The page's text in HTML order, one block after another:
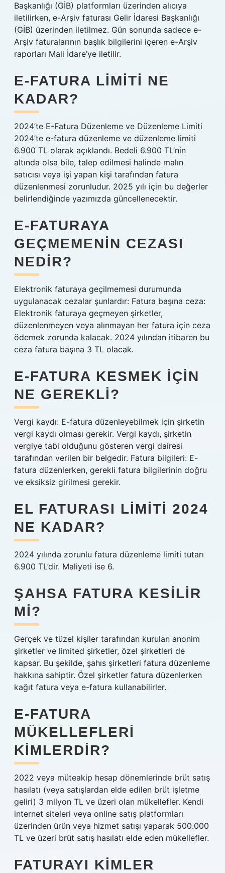
Başkanlığı (GİB) platformları üzerinden alıcıya
iletilirken, e-Arşiv faturası Gelir İdaresi Başkanlığı
(GİB) üzerinden iletilmez. Gün sonunda sadece e-
Arşiv faturalarının başlık bilgilerini içeren e-Arşiv
raporları Mali İdare’ye iletilir.
E-FATURA LIMITI NE
KADAR?
2024’te E-Fatura Düzenleme ve Düzenleme Limiti
2024’te e-fatura düzenleme ve düzenleme limiti
6.900 TL olarak açıklandı. Bedeli 6.900 TL’nin
altında olsa bile, talep edilmesi halinde malın
satıcısı veya işi yapan kişi tarafından fatura
düzenlenmesi zorunludur. 2025 yılı için bu değerler
belirlendiğinde yazımızda güncellenecektir.
E-FATURAYA
GEÇMEMENIN CEZASI
NEDIR?
Elektronik faturaya geçilmemesi durumunda
uygulanacak cezalar şunlardır: Fatura başına ceza:
Elektronik faturaya geçmeyen şirketler,
düzenlenmeyen veya alınmayan her fatura için ceza
ödemek zorunda kalacak. 2024 yılından itibaren bu
ceza fatura başına 3 TL olacak.
E-FATURA KESMEK IÇIN
NE GEREKLI?
Vergi kaydı: E-fatura düzenleyebilmek için şirketin
vergi kaydı olması gerekir. Vergi kaydı, şirketin
vergiye tabi olduğunu gösteren vergi dairesi
tarafından verilen bir belgedir. Fatura bilgileri: E-
fatura düzenlerken, gerekli fatura bilgilerinin doğru
ve eksiksiz girilmesi gerekir.
EL FATURASI LIMITI 2024
NE KADAR?
2024 yılında zorunlu fatura düzenleme limiti tutarı
6.900 TL’dir. Maliyeti ise 6.
ŞAHSA FATURA KESILIR
MI?
Gerçek ve tüzel kişiler tarafından kurulan anonim
şirketler ve limited şirketler, özel şirketleri de
kapsar. Bu şekilde, şahıs şirketleri fatura düzenleme
hakkına sahiptir. Özel şirketler fatura düzenlerken
kağıt fatura veya e-fatura kullanabilirler.
E-FATURA
MÜKELLEFLERI
KIMLERDIR?
2022 veya müteakip hesap dönemlerinde brüt satış
hasılatı (veya satışlardan elde edilen brüt işletme
geliri) 3 milyon TL ve üzeri olan mükellefler. Kendi
internet siteleri veya online satış platformları
üzerinden ürün veya hizmet satışı yaparak 500.000
TL ve üzeri brüt satış hasılatı elde eden mükellefler.
FATURAYI KIMLER